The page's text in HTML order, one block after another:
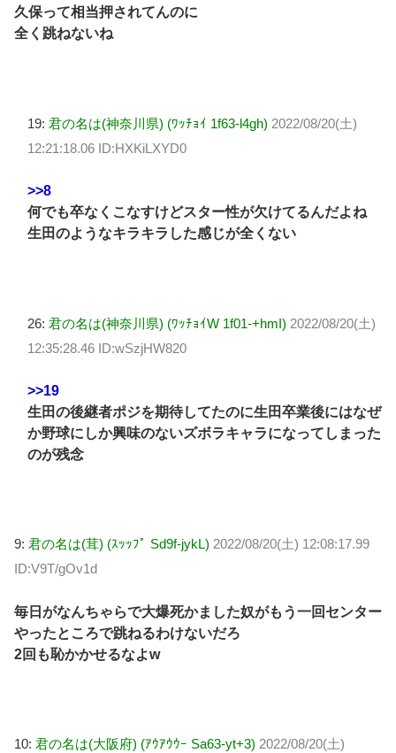
久保って相当押されてんのに
全く跳ねないね
19: 君の名は(神奈川県) (ﾜｯﾁｮｲ 1f63-l4gh) 2022/08/20(土)
12:21:18.06 ID:HXKiLXYD0
>>8
何でも卒なくこなすけどスター性が欠けてるんだよね
生田のようなキラキラした感じが全くない
26: 君の名は(神奈川県) (ﾜｯﾁｮｲW 1f01-+hmI) 2022/08/20(土)
12:35:28.46 ID:wSzjHW820
>>19
生田の後継者ポジを期待してたのに生田卒業後にはなぜ
か野球にしか興味のないズボラキャラになってしまった
のが残念
9: 君の名は(茸) (ｽｯｯﾌﾟ Sd9f-jykL) 2022/08/20(土) 12:08:17.99
ID:V9T/gOv1d
毎日がなんちゃらで大爆死かました奴がもう一回センター
やったところで跳ねるわけないだろ
2回も恥かかせるなよw
10: 君の名は(大阪府) (ｱｳｱｳｳｰ Sa63-yt+3) 2022/08/20(土)